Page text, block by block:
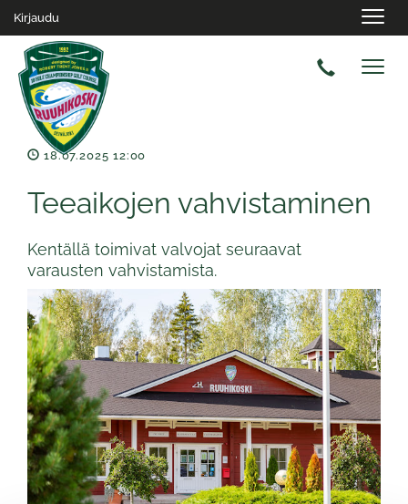
Kirjaudu
18.07.2025 12:00
Teeaikojen vahvistaminen
Kentällä toimivat valvojat seuraavat
varausten vahvistamista.